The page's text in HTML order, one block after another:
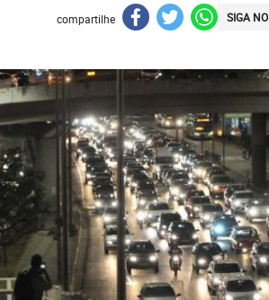
compartilhe SIGA NO